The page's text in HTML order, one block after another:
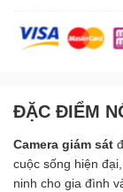
ĐẶC ĐIỂM
Camera giám sát
cuộc sống hiện
ninh cho gia đình